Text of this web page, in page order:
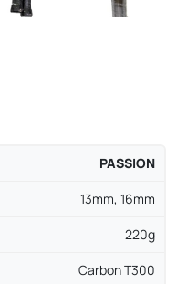
PASSION
13mm, 16mm
220g
Carbon T300